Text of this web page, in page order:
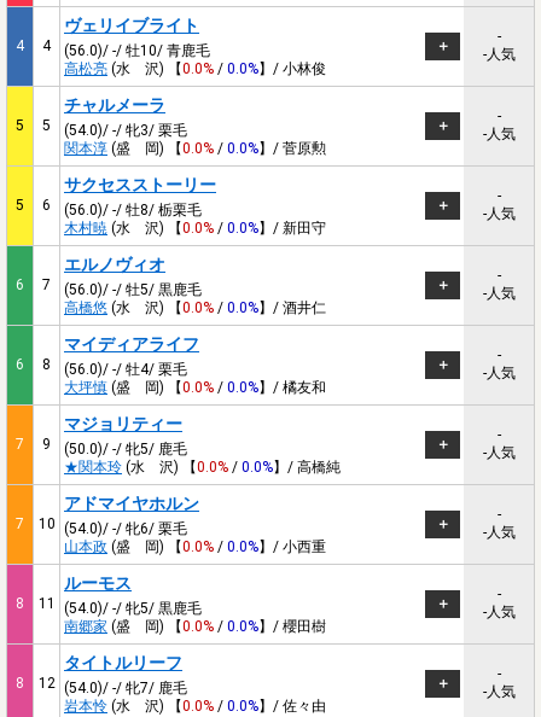
4 4
ヴェリイブライト
(56.0)/ -/ 牡10/ 青鹿毛
高松亮 (水 沢) 【0.0% / 0.0%】/ 小林俊
-
-人気
5 5
チャルメーラ
(54.0)/ -/ 牝3/ 栗毛
関本淳 (盛 岡) 【0.0% / 0.0%】/ 菅原勲
-
-人気
5 6
サクセスストーリー
(56.0)/ -/ 牡8/ 栃栗毛
木村暁 (水 沢) 【0.0% / 0.0%】/ 新田守
-
-人気
6 7
エルノヴィオ
(56.0)/ -/ 牡5/ 黒鹿毛
高橋悠 (水 沢) 【0.0% / 0.0%】/ 酒井仁
-
-人気
6 8
マイディアライフ
(56.0)/ -/ 牡4/ 栗毛
大坪慎 (盛 岡) 【0.0% / 0.0%】/ 橘友和
-
-人気
7 9
マジョリティー
(50.0)/ -/ 牝5/ 鹿毛
★関本玲 (水 沢) 【0.0% / 0.0%】/ 高橋純
-
-人気
7 10
アドマイヤホルン
(54.0)/ -/ 牝6/ 栗毛
山本政 (盛 岡) 【0.0% / 0.0%】/ 小西重
-
-人気
8 11
ルーモス
(54.0)/ -/ 牝5/ 黒鹿毛
南郷家 (盛 岡) 【0.0% / 0.0%】/ 櫻田樹
-
-人気
8 12
タイトルリーフ
(54.0)/ -/ 牝7/ 鹿毛
岩本怜 (水 沢) 【0.0% / 0.0%】/ 佐々由
-
-人気